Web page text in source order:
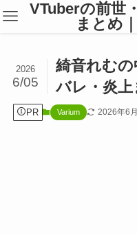
VTuberの前世
まとめ
綺音れむ
バレ・炎上
2026
6/05
PR Varium 2026年6